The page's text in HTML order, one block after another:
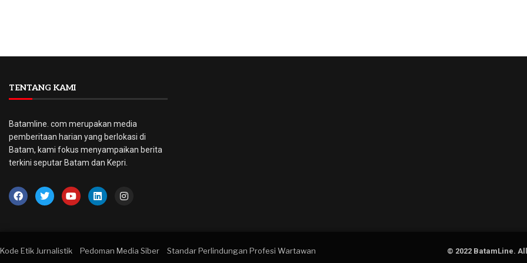
TENTANG KAMI
Batamline. com merupakan media
pemberitaan harian yang berlokasi di
Batam, kami fokus menyampaikan berita
terkini seputar Batam dan Kepri.
Kode Etik Jurnalistik Pedoman Media Siber Standar Perlindungan Profesi Wartawan © 2022 BatamLine.